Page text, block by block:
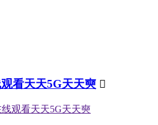
看天天5G天天奭 
观看天天5G天天奭